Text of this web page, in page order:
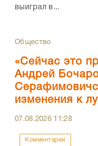
выиграл в...
Общество
«Сейчас это
Андрей
изменения к
07.08.2026 11:28
Комментарии